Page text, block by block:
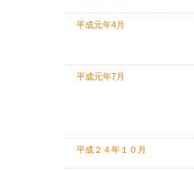
平成元年4月
平成元年7月
平成２４年１０月